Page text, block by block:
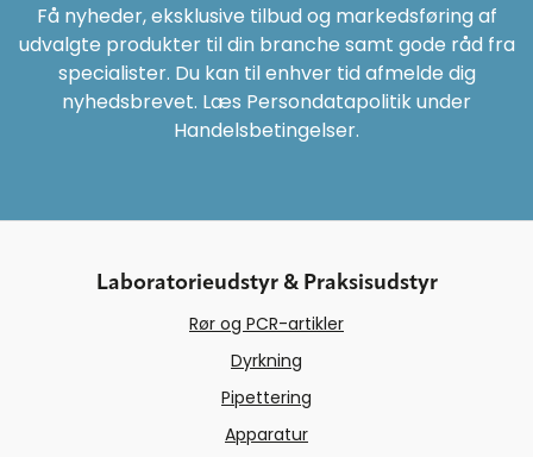
Få nyheder, eksklusive tilbud og markedsføring af
udvalgte produkter til din branche samt gode råd fra
specialister. Du kan til enhver tid afmelde dig
nyhedsbrevet. Læs Persondatapolitik under
Handelsbetingelser.
Laboratorieudstyr & Praksisudstyr
Rør og PCR-artikler
Dyrkning
Pipettering
Apparatur